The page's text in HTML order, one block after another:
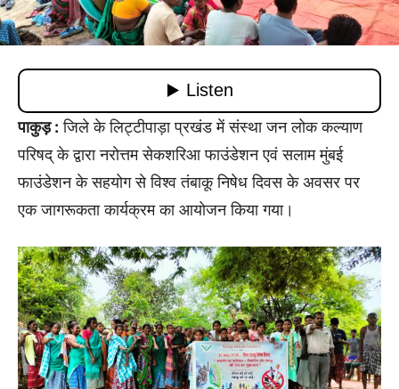
पाकुड़ : जिले के लिट्टीपाड़ा प्रखंड में संस्था जन लोक कल्याण
परिषद् के द्वारा नरोत्तम सेकशरिआ फाउंडेशन एवं सलाम मुंबई
फाउंडेशन के सहयोग से विश्व तंबाकू निषेध दिवस के अवसर पर
एक जागरूकता कार्यक्रम का आयोजन किया गया।